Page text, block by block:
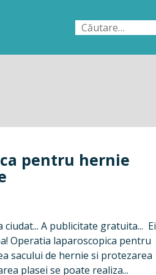
Caută
pentru hernie
A publicitate gratuita... Ei
Operatia laparoscopica pentru
sacului de hernie si protezarea
plasei se poate realiza...